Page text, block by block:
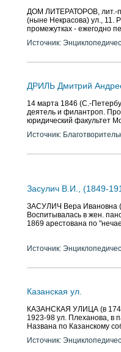
ДОМ ЛИТЕРАТОРОВ, лит.-
(ныне Некрасова) ул., 11.
промежутках - ежегодно
Источник:
ДРИЛЬ Дмитрий
14 марта 1846 (С.-
деятель и филантроп.
юридический факультет
Источник:
Засулич В.И., (1849-
ЗАСУЛИЧ Вера Ивановна
Воспитывалась в жен.
1869 арестована по
Источник:
Казанская ул.
КАЗАНСКАЯ УЛИЦА (в
1923-98 ул. Плеханова, в
Названа по Казанскому
Источник: